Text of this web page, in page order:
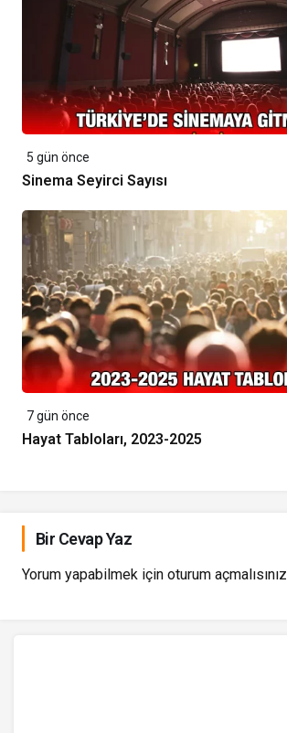
5 gün önce
Sinema Seyirci Sayısı
7 gün önce
Hayat Tabloları, 2023-2025
Bir Cevap Yaz
Yorum yapabilmek için oturum açmalısınız